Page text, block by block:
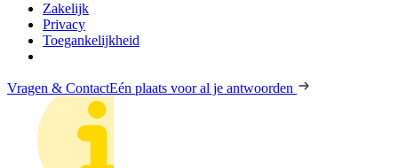
Zakelijk
Privacy
Toegankelijkheid
Vragen & ContactEén plaats voor al je antwoorden